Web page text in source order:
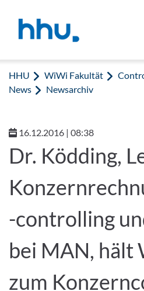
HHU WiWi Fakultät
News
Newsarchiv
16.12.2016 | 08:38
Dr. Ködding,
-controlling
bei MAN, hält
zum